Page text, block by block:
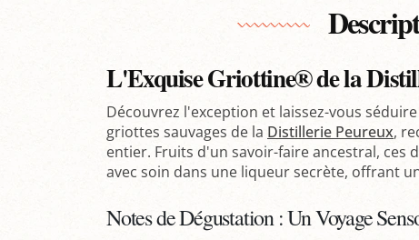
L'Exquise Griottine® de la
Découvrez l'exception et laissez-vous
griottes sauvages de la Distillerie Peureux,
entier. Fruits d'un savoir-faire ancestral, ces
avec soin dans une liqueur secrète, offrant
Notes de Dégustation : Un Voyage